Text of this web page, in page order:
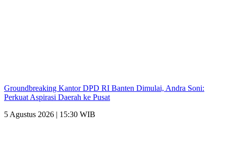
Groundbreaking Kantor DPD RI Banten Dimulai, Andra Soni:
Perkuat Aspirasi Daerah ke Pusat
5 Agustus 2026 | 15:30 WIB